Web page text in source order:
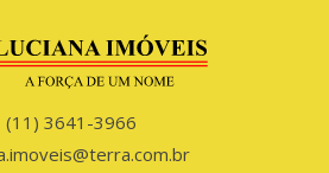
(11) 3641-3966